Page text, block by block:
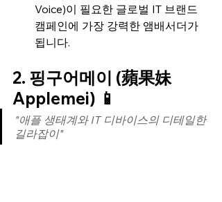
Voice)이 필요한 글로벌 IT 브랜드
캠페인에 가장 강력한 앰배서더가
됩니다.
2. 핑구어메이 (蘋果妹
Applemei) 📱
"애플 생태계와 IT 디바이스의 디테일한
길라잡이"